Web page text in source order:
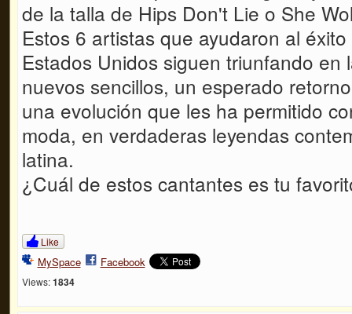
de la talla de Hips Don't Lie o She
Estos 6 artistas que ayudaron al
Estados Unidos siguen triunfando en
nuevos sencillos, un esperado
una evolución que les ha permitido
moda, en verdaderas leyendas
latina.
¿Cuál de estos cantantes es tu
Like
MySpace Facebook
Views: 1834